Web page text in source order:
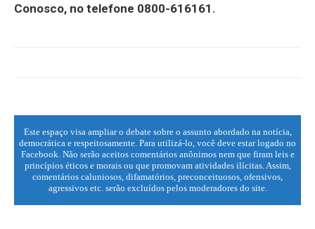
Conosco, no telefone 0800-616161.
Este espaço visa ampliar o debate sobre o assunto abordado na notícia,
democrática e respeitosamente. Para utilizá-lo, você deve estar logado no
Facebook. Não serão aceitos comentários anônimos nem que firam leis e
princípios éticos e morais ou que promovam atividades ilícitas. Assim,
comentários caluniosos, difamatórios, preconceituosos, ofensivos,
agressivos etc. serão excluídos pelos moderadores do site.